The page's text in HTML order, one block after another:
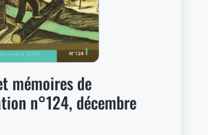
mémoires de
n°124, décembre